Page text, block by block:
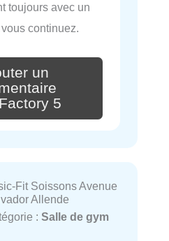
toujours avec un
continuez.
un
5
Fit Soissons Avenue
Allende
: Salle de gym